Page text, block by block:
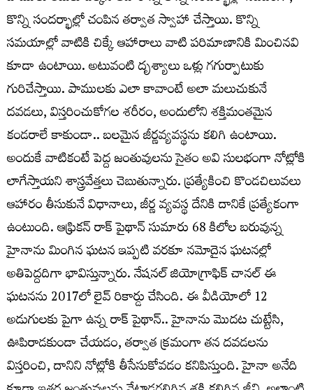
కొన్ని సందర్భాల్లో చంపిన తర్వాత స్వాహా చేస్తాయి. కొన్ని
సమయాల్లో వాటికి చిక్కే ఆహారాలు వాటి పరిమాణానికి మించినవి
కూడా ఉంటాయి. అటువంటి దృశ్యాలు ఒళ్లు గగుర్పాటుకు
గురిచేస్తాయి. పాములకు ఎలా కావాంటే అలా మలుచుకునే
దవడలు, విస్తరించుకోగల శరీరం, అందులోని శక్తిమంతమైన
కండరాలే కాకుండా.. బలమైన జీర్ణవ్యవస్థను కలిగి ఉంటాయి.
అందుకే వాటికంటే పెద్ద జంతువులను సైతం అవి సులభంగా నోట్లోకి
లాగేస్తాయని శాస్త్రవేత్తలు చెబుతున్నారు. ప్రత్యేకించి కొండచిలువలు
ఆహారం తీసుకునే విధానాలు, జీర్ణ వ్యవస్థ దేనికి దానికే ప్రత్యేకంగా
ఉంటుంది. ఆఫ్రికన్‌ రాక్‌ పైథాన్‌ సుమారు 68 కిలోల బరువున్న
హైనాను మింగిన ఘటన ఇప్పటి వరకూ నమోదైన ఘటనల్లో
అతిపెద్దదిగా భావిస్తున్నారు. నేషనల్‌ జియోగ్రాఫిక్‌ చానల్‌ ఈ
ఘటనను 2017లో లైవ్‌ రికార్డు చేసింది. ఈ వీడియోలో 12
అడుగులకు పైగా ఉన్న రాక్‌ పైథాన్‌.. హైనాను మొదట చుట్టేసి,
ఊపిరాడకుండా చేయడం, తర్వాత క్రమంగా తన దవడలను
విస్తరించి, దానిని నోట్లోకి తీసేసుకోవడం కనిపిస్తుంది. హైనా అనేది